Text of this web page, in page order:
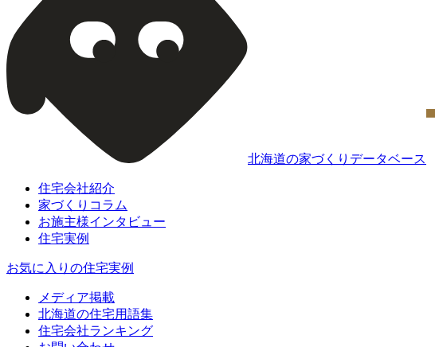
北海道の家づくりデータベース
住宅会社紹介
家づくりコラム
お施主様インタビュー
住宅実例
お気に入りの住宅実例
メディア掲載
北海道の住宅用語集
住宅会社ランキング